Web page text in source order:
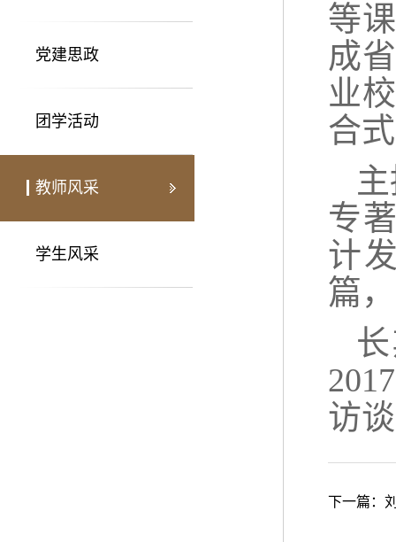
党建思政
团学活动
教师风采
学生风采
等
成
业
合
专
计
篇
访
下一篇：